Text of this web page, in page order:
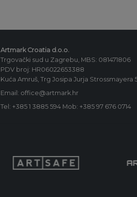
Artmark Croatia d.o.o.
Trgovački sud u Zagrebu, MBS: 081471806
PDV broj: HR06022653388
Kuća Amruš, Trg Josipa Jurja Strossmayera
Email: office@artmark.hr
Tel: +385 1 3885 594 Mob: +385 97 676 0714